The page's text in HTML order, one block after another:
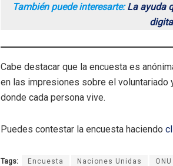
También puede interesarte:La ayuda
Cabe destacar que la encuesta es
en las impresiones sobre el
donde cada persona vive.
Puedes contestar la encuesta haciendo
Tags: Encuesta Naciones Unidas ONU